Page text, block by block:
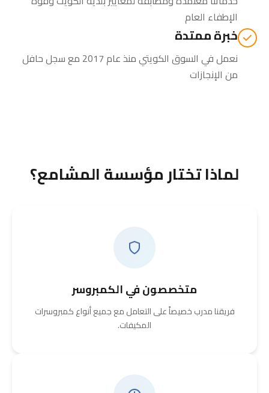
الإطفاء العام
خبرة ممتدة
نعمل في السوق الكويتي منذ عام 2017 مع سجل حافل
من الإنجازات
لماذا تختار مؤسسة المشامع؟
متخصصون في الكمبروسر
فريقنا مدرب خصيصاً على التعامل مع جميع أنواع كمبروسرات
المكيفات.